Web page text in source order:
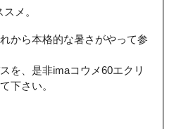
メ。
から本格的な暑さがやって参
を、是非imaコウメ60エクリ
下さい。